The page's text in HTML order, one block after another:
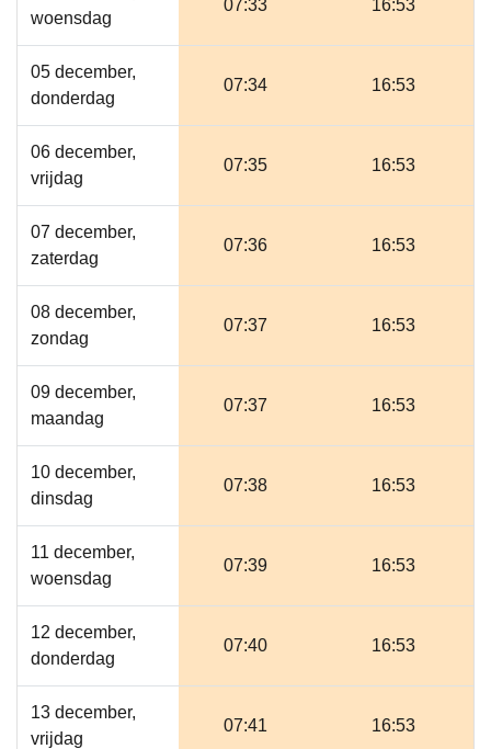
woensdag
07:33 16:53
05 december,
donderdag
07:34 16:53
06 december,
vrijdag
07:35 16:53
07 december,
zaterdag
07:36 16:53
08 december,
zondag
07:37 16:53
09 december,
maandag
07:37 16:53
10 december,
dinsdag
07:38 16:53
11 december,
woensdag
07:39 16:53
12 december,
donderdag
07:40 16:53
13 december,
vrijdag
07:41 16:53